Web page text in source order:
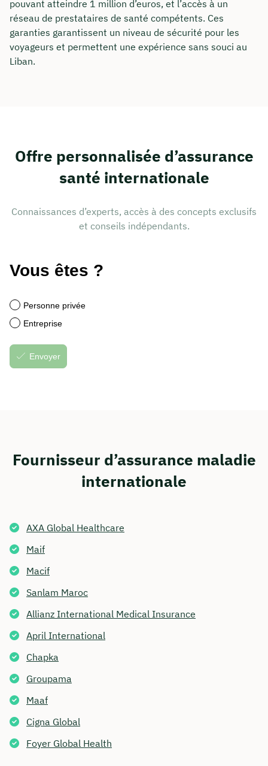
pouvant atteindre 1 million d’euros, et l’accès à un
réseau de prestataires de santé compétents. Ces
garanties garantissent un niveau de sécurité pour les
voyageurs et permettent une expérience sans souci au
Liban.
Offre personnalisée d’assurance
santé internationale
Connaissances d’experts, accès à des concepts exclusifs
et conseils indépendants.
Fournisseur d’assurance maladie
internationale
AXA Global Healthcare
Maif
Macif
Sanlam Maroc
Allianz International Medical Insurance
April International
Chapka
Groupama
Maaf
Cigna Global
Foyer Global Health